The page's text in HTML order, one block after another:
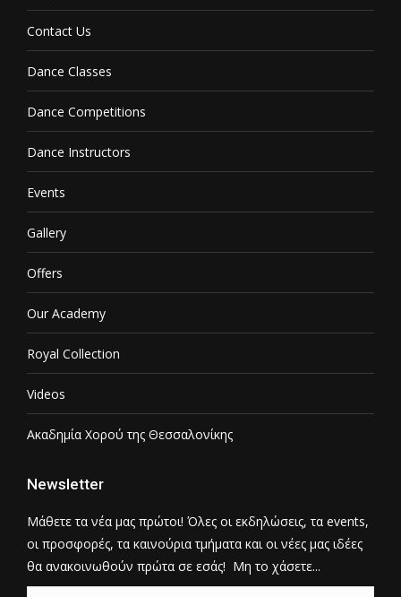
windowwindow
Contact Us
Dance Classes
Dance Competitions
Dance Instructors
Events
Gallery
Offers
Our Academy
Royal Collection
Videos
Ακαδημία Χορού της Θεσσαλονίκης
Newsletter
Μάθετε τα νέα μας πρώτοι! Όλες οι εκδηλώσεις, τα events,
οι προσφορές, τα καινούρια τμήματα και οι νέες μας ιδέες
θα ανακοινωθούν πρώτα σε εσάς! Μη το χάσετε...